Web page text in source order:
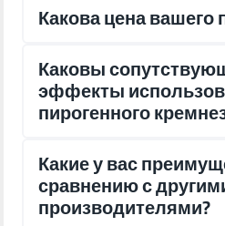
Какова цена вашего
Каковы
эффекты
пирогенного
Какие у вас
сравнению с
производителями?